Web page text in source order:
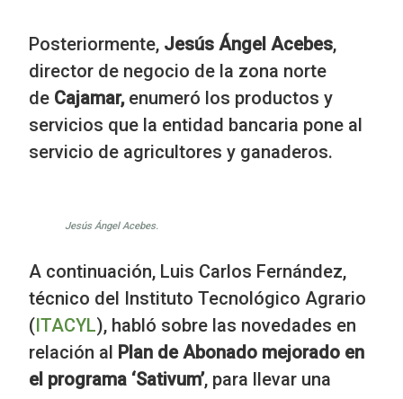
Posteriormente, Jesús Ángel Acebes,
director de negocio de la zona norte
de Cajamar, enumeró los productos y
servicios que la entidad bancaria pone al
servicio de agricultores y ganaderos.
Jesús Ángel Acebes.
A continuación, Luis Carlos Fernández,
técnico del Instituto Tecnológico Agrario
(ITACYL), habló sobre las novedades en
relación al Plan de Abonado mejorado en
el programa ‘Sativum’, para llevar una